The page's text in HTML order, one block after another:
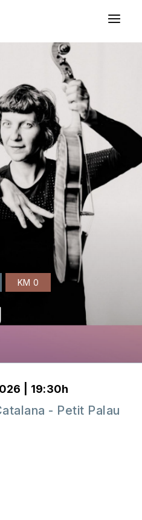
KM 0
| 19:30h
- Petit Palau